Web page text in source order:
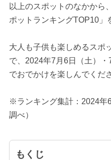
以上のスポットのなかから
ポットランキングTOP10」
大人も子供も楽しめるスポ
で、2024年7月6日（土）
でおでかけを楽しんでくだ
※ランキング集計：2024年
調べ）
もくじ